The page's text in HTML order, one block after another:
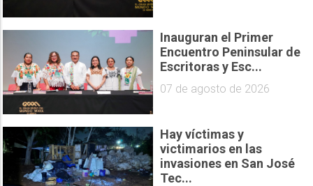
Inauguran el Primer
Encuentro Peninsular de
Escritoras y Esc...
07 de agosto de 2026
Hay víctimas y
victimarios en las
invasiones en San José
Tec...